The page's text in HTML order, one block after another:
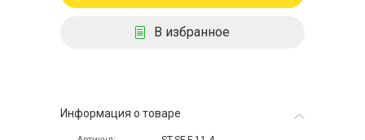
В избранное
Информация о товаре